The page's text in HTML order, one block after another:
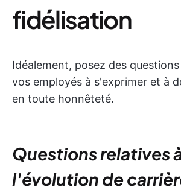
fidélisation
Idéalement, posez des
vos employés à s'exprimer et à
en toute honnêteté.
Questions relatives
l'évolution de